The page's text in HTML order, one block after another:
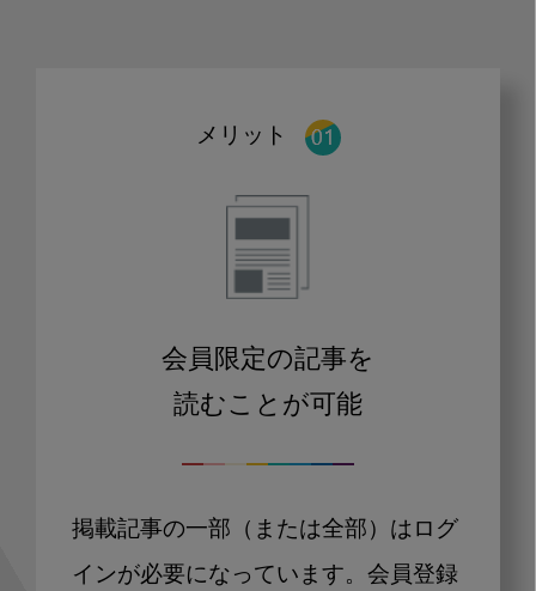
メリット
会員限定の記事を
読むことが可能
掲載記事の一部（または全部）はログ
インが必要になっています。会員登録